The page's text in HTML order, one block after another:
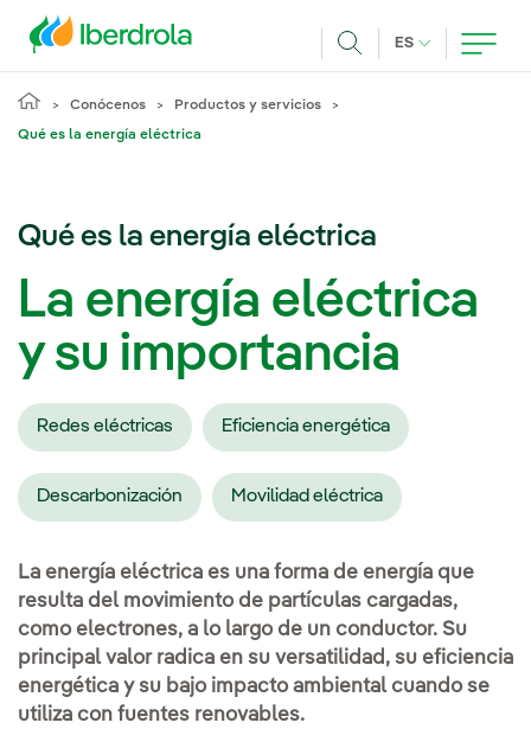
ES IDIOMA
Conócenos Productos y servicios
Qué es la energía eléctrica
Qué es la energía eléctrica
La energía eléctrica
y su importancia
Redes eléctricas Eficiencia energética
Descarbonización Movilidad eléctrica
La energía eléctrica es una forma de energía que
resulta del movimiento de partículas cargadas,
como electrones, a lo largo de un conductor. Su
principal valor radica en su versatilidad, su eficiencia
energética y su bajo impacto ambiental cuando se
utiliza con fuentes renovables.